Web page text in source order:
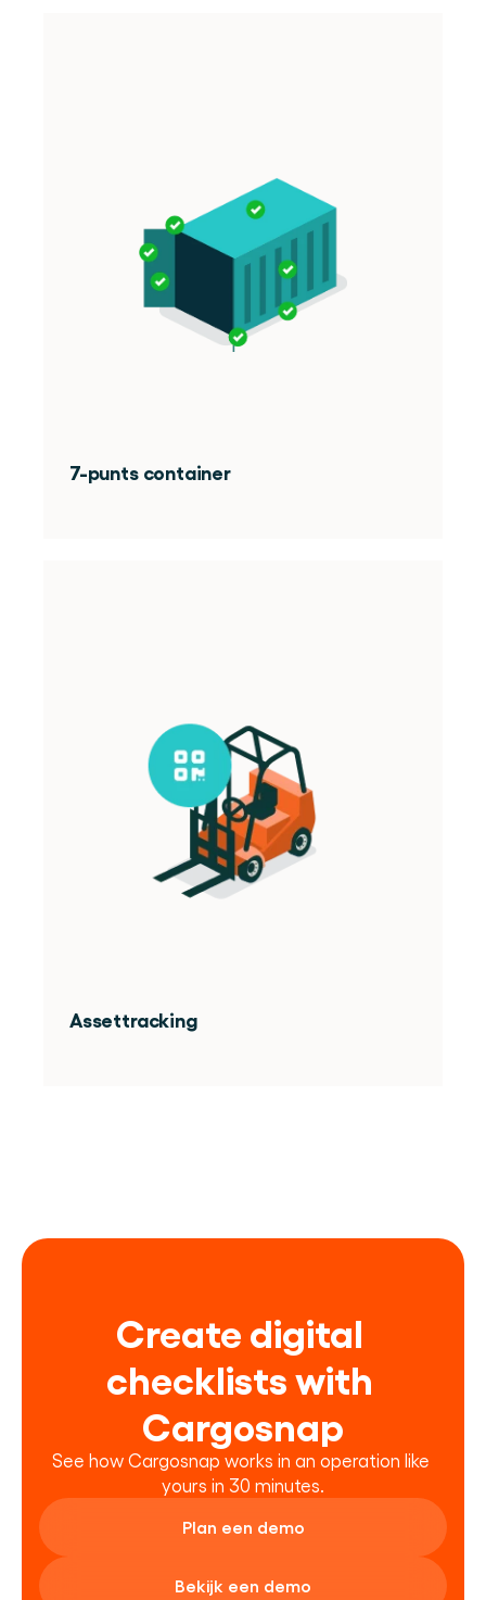
7-punts container
Assettracking
Create digital
checklists with
Cargosnap
See how Cargosnap works in an operation like
yours in 30 minutes.
Plan een demo
Bekijk een demo